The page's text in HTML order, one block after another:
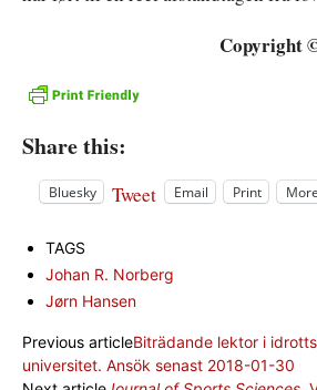
Copyright
Share this:
Bluesky Tweet Email Print More
TAGS
Johan R. Norberg
Jørn Hansen
Previous articleBiträdande lektor i
universitet. Ansök senast 2018-01-30